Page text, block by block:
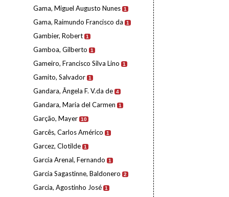
Gama, Miguel Augusto Nunes 1
Gama, Raimundo Francisco da 1
Gambier, Robert 1
Gamboa, Gilberto 1
Gameiro, Francisco Silva Lino 1
Gamito, Salvador 1
Gandara, Ângela F. V.da de 4
Gandara, Maria del Carmen 1
Garção, Mayer 10
Garcês, Carlos Américo 1
Garcez, Clotilde 1
García Arenal, Fernando 1
Garcia Sagastinne, Baldonero 2
Garcia, Agostinho José 1